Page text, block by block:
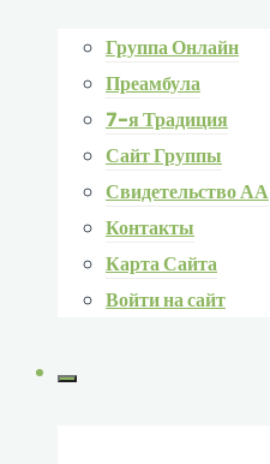
Группа Онлайн
Преамбула
7-я Традиция
Сайт Группы
Свидетельство АА
Контакты
Карта Сайта
Войти на сайт